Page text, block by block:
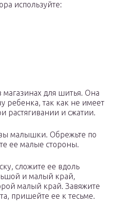
используйте:
магазинах для шитья. Она
ребенка, так как не имеет
растягивании и сжатии.
малышки. Обрежьте по
ее малые стороны.
сложите ее вдоль
и малый край,
малый край. Завяжите
пришейте ее к тесьме.